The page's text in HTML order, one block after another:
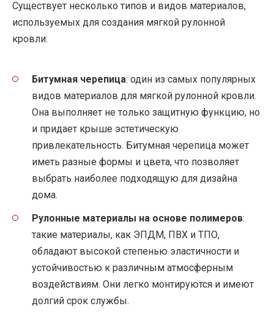
Существует несколько типов и видов материалов,
используемых для создания мягкой рулонной
кровли:
Битумная черепица: один из самых популярных
видов материалов для мягкой рулонной кровли.
Она выполняет не только защитную функцию, но
и придает крыше эстетическую
привлекательность. Битумная черепица может
иметь разные формы и цвета, что позволяет
выбрать наиболее подходящую для дизайна
дома.
Рулонные материалы на основе полимеров:
такие материалы, как ЭПДМ, ПВХ и ТПО,
обладают высокой степенью эластичности и
устойчивостью к различным атмосферным
воздействиям. Они легко монтируются и имеют
долгий срок службы.